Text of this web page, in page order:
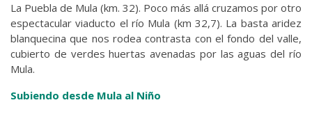
La Puebla de Mula (km. 32). Poco más allá cruzamos por otro
espectacular viaducto el río Mula (km 32,7). La basta aridez
blanquecina que nos rodea contrasta con el fondo del valle,
cubierto de verdes huertas avenadas por las aguas del río
Mula.
Subiendo desde Mula al Niño